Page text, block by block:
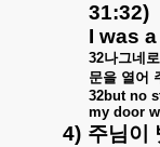
31:32)
I was
32나그네로
문을 열어
32but no
my door
4) 주님이